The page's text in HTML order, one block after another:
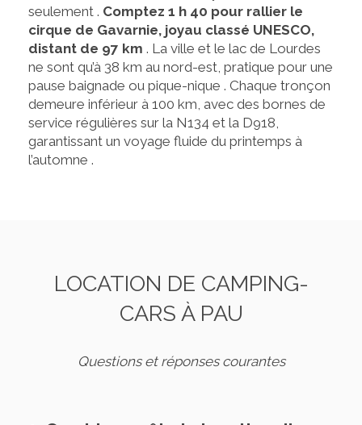
seulement . Comptez 1 h 40 pour rallier le
cirque de Gavarnie, joyau classé UNESCO,
distant de 97 km . La ville et le lac de Lourdes
ne sont qu’à 38 km au nord-est, pratique pour une
pause baignade ou pique-nique . Chaque tronçon
demeure inférieur à 100 km, avec des bornes de
service régulières sur la N134 et la D918,
garantissant un voyage fluide du printemps à
l’automne .
LOCATION DE CAMPING-
CARS À PAU
Questions et réponses courantes